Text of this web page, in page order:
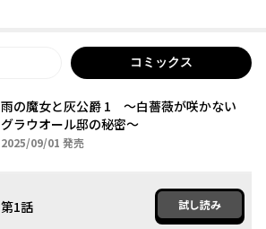
コミックス
雨の魔女と灰公爵 1 ～白薔薇が咲かない
グラウオール邸の秘密～
2025/09/01 2025年09月01日
発売
第1話 試し読み